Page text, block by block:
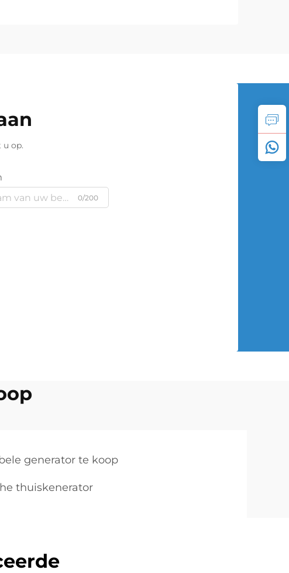
op.
0/200
generator te koop
thuiskenerator